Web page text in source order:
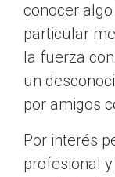
conocer
particular
la fuerza
un
por amigos
Por interés
profesional